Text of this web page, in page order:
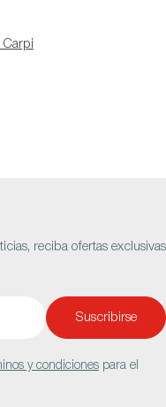
Carpi
reciba ofertas exclusivas
Suscribirse
y condiciones para el